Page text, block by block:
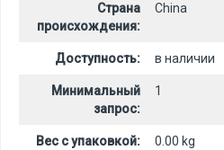
Страна
происхождения:
China
Доступность: в наличии
Минимальный
запрос:
1
Вес с упаковкой: 0.00 kg